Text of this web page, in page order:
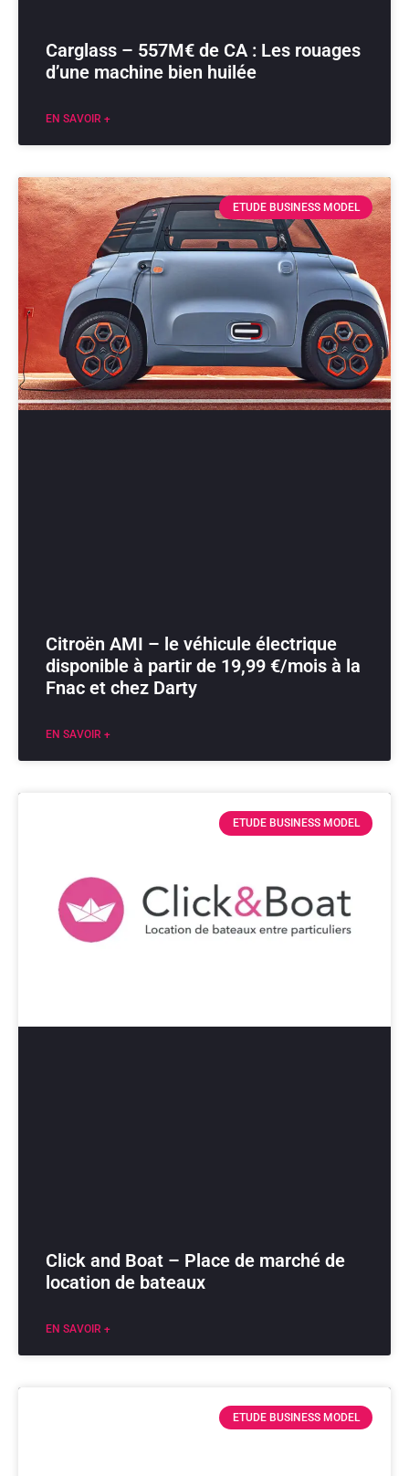
Carglass – 557M€ de CA : Les rouages
d’une machine bien huilée
EN SAVOIR +
ETUDE BUSINESS MODEL
Citroën AMI – le véhicule électrique
disponible à partir de 19,99 €/mois à la
Fnac et chez Darty
EN SAVOIR +
ETUDE BUSINESS MODEL
Click and Boat – Place de marché de
location de bateaux
EN SAVOIR +
ETUDE BUSINESS MODEL